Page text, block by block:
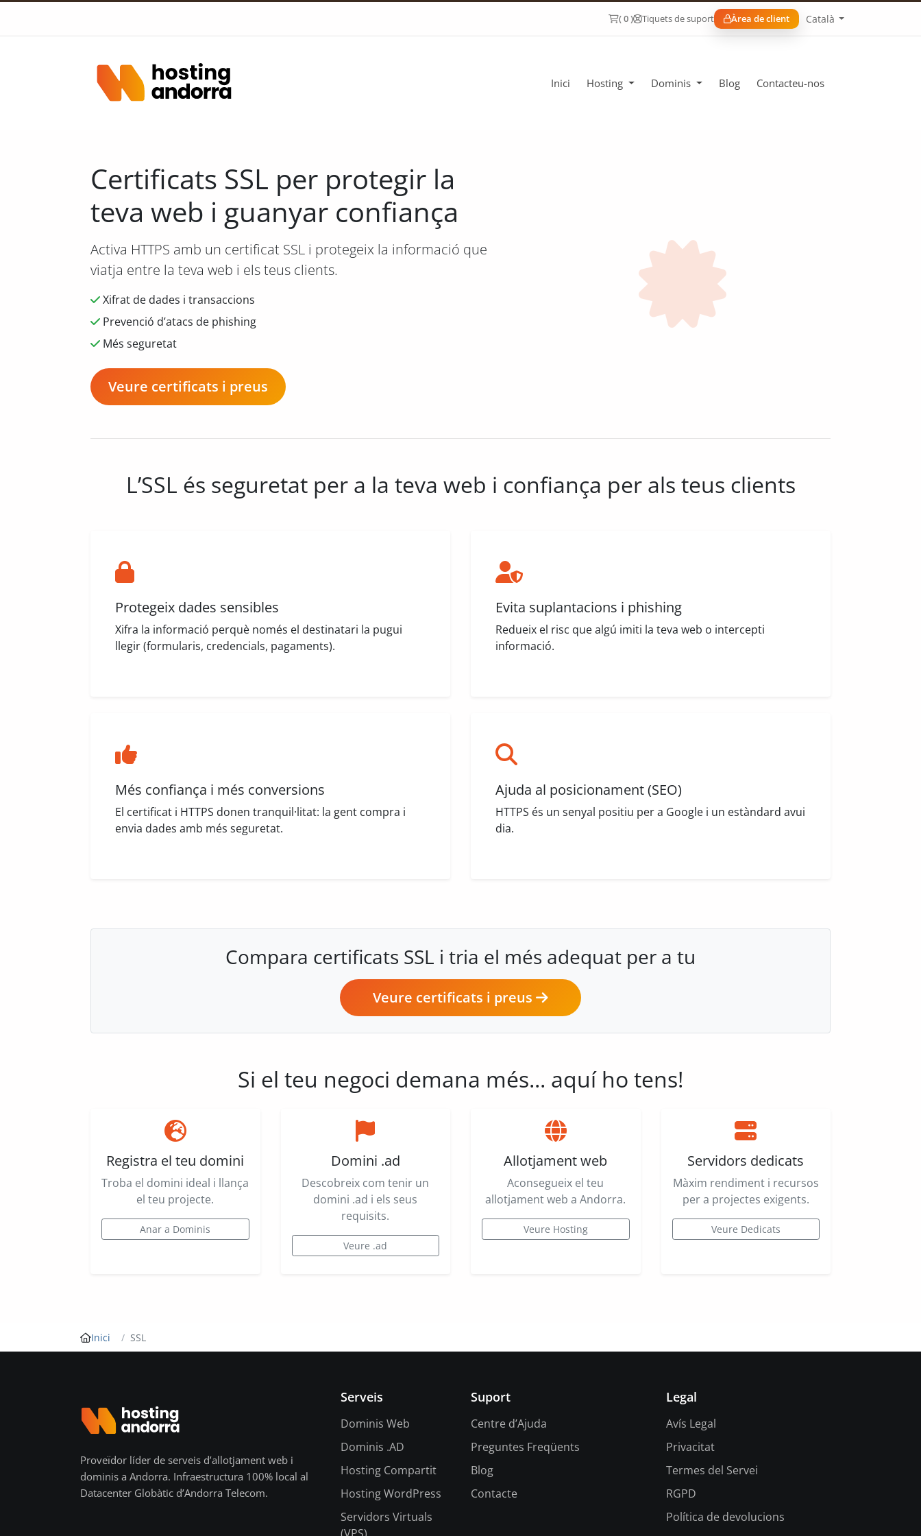
( 0 ) Tiquets de suport Àrea de client Català
Inici Hosting Dominis Blog Contacteu-nos
Certificats SSL per protegir la
teva web i guanyar confiança
Activa HTTPS amb un certificat SSL i protegeix la informació que
viatja entre la teva web i els teus clients.
Xifrat de dades i transaccions
Prevenció d’atacs de phishing
Més seguretat
Veure certificats i preus
L’SSL és seguretat per a la teva web i confiança per als teus clients
Protegeix dades sensibles
Xifra la informació perquè només el destinatari la pugui
llegir (formularis, credencials, pagaments).
Evita suplantacions i phishing
Redueix el risc que algú imiti la teva web o intercepti
informació.
Més confiança i més conversions
El certificat i HTTPS donen tranquil·litat: la gent compra i
envia dades amb més seguretat.
Ajuda al posicionament (SEO)
HTTPS és un senyal positiu per a Google i un estàndard avui
dia.
Compara certificats SSL i tria el més adequat per a tu
Veure certificats i preus
Si el teu negoci demana més... aquí ho tens!
Registra el teu domini
Troba el domini ideal i llança
el teu projecte.
Anar a Dominis
Domini .ad
Descobreix com tenir un
domini .ad i els seus
requisits.
Veure .ad
Allotjament web
Aconsegueix el teu
allotjament web a Andorra.
Veure Hosting
Servidors dedicats
Màxim rendiment i recursos
per a projectes exigents.
Veure Dedicats
Inici SSL
Proveïdor líder de serveis d’allotjament web i
dominis a Andorra. Infraestructura 100% local al
Datacenter Globàtic d’Andorra Telecom.
Serveis
Dominis Web
Dominis .AD
Hosting Compartit
Hosting WordPress
Servidors Virtuals
Suport
Centre d’Ajuda
Preguntes Freqüents
Blog
Contacte
Legal
Avís Legal
Privacitat
Termes del Servei
RGPD
Política de devolucions